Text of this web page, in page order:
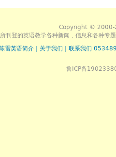
Copyright © 2000-
刊登的英语教学各种新闻﹑信息和各种专
陈雷英语简介
关于我们 联系我们
鲁ICP备